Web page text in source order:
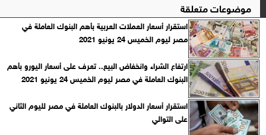
موضوعات متعلقة
استقرار أسعار العملات العربية بأهم البنوك العاملة في
مصر ليوم الخميس 24 يونيو 2021
ارتفاع الشراء وانخفاض البيع.. تعرف على أسعار اليورو بأهم
البنوك العاملة في مصر ليوم الخميس 24 يونيو 2021
استقرار أسعار الدولار بالبنوك العاملة في مصر لليوم الثاني
على التوالي